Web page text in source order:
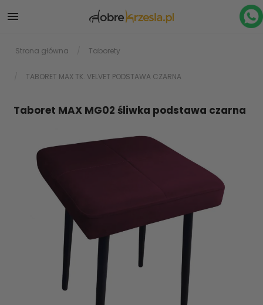

Strona główna Taborety
TABORET MAX TK. VELVET PODSTAWA CZARNA
Taboret MAX MG02 śliwka podstawa czarna